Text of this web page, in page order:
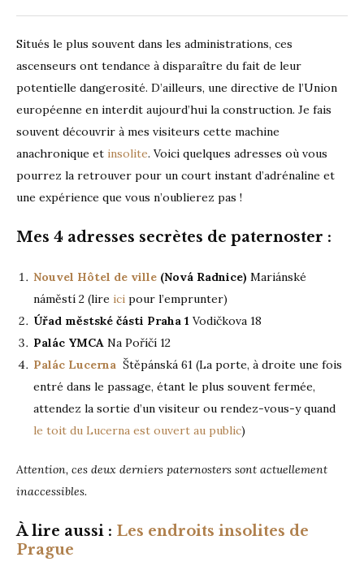
Situés le plus souvent dans les administrations, ces
ascenseurs ont tendance à disparaître du fait de leur
potentielle dangerosité. D’ailleurs, une directive de l’Union
européenne en interdit aujourd’hui la construction. Je fais
souvent découvrir à mes visiteurs cette machine
anachronique et insolite. Voici quelques adresses où vous
pourrez la retrouver pour un court instant d’adrénaline et
une expérience que vous n’oublierez pas !
Mes 4 adresses secrètes de paternoster :
Nouvel Hôtel de ville (Nová Radnice) Mariánské
náměstí 2 (lire ici pour l’emprunter)
Úřad městské části Praha 1 Vodičkova 18
Palác YMCA Na Poříčí 12
Palác Lucerna Štěpánská 61 (La porte, à droite une fois
entré dans le passage, étant le plus souvent fermée,
attendez la sortie d’un visiteur ou rendez-vous-y quand
le toit du Lucerna est ouvert au public)
Attention, ces deux derniers paternosters sont actuellement
inaccessibles.
Àlire aussi : Les endroits insolites de
Prague